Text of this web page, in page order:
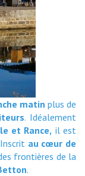
matin plus de
. Idéalement
et Rance, il est
Inscrit au cœur de
frontières de la
.